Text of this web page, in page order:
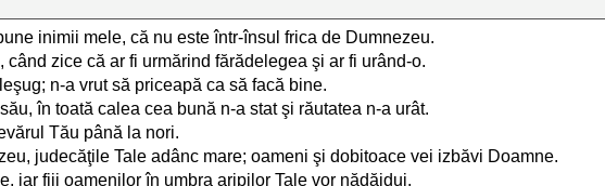
inimii mele, că nu este într-însul frica de Dumnezeu.
zice că ar fi urmărind fărădelegea şi ar fi urând-o.
n-a vrut să priceapă ca să facă bine.
în toată calea cea bună n-a stat şi răutatea n-a urât.
Tău până la nori.
judecăţile Tale adânc mare; oameni şi dobitoace vei izbăvi Doamne.
iar fiii oamenilor în umbra aripilor Tale vor nădăjdui.